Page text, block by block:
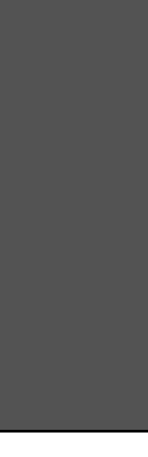
Vetäkää säädin